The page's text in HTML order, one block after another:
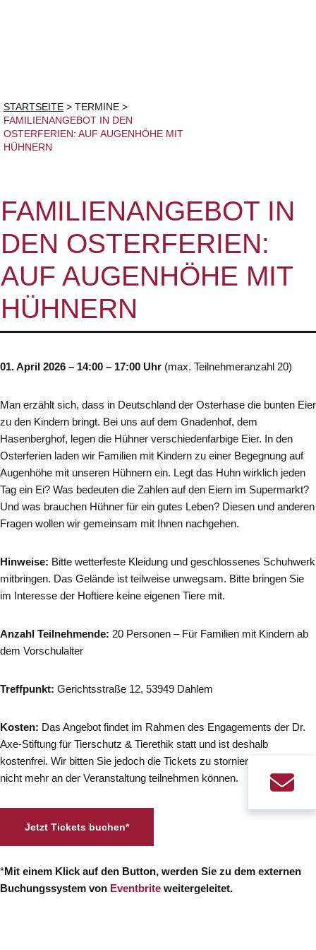
STARTSEITE > TERMINE >
FAMILIENANGEBOT IN DEN
OSTERFERIEN: AUF AUGENHÖHE MIT
HÜHNERN
FAMILIENANGEBOT IN
DEN OSTERFERIEN:
AUF AUGENHÖHE MIT
HÜHNERN
01. April 2026 – 14:00 – 17:00 Uhr (max. Teilnehmeranzahl 20)
Man erzählt sich, dass in Deutschland der Osterhase die bunten Eier
zu den Kindern bringt. Bei uns auf dem Gnadenhof, dem
Hasenberghof, legen die Hühner verschiedenfarbige Eier. In den
Osterferien laden wir Familien mit Kindern zu einer Begegnung auf
Augenhöhe mit unseren Hühnern ein. Legt das Huhn wirklich jeden
Tag ein Ei? Was bedeuten die Zahlen auf den Eiern im Supermarkt?
Und was brauchen Hühner für ein gutes Leben? Diesen und anderen
Fragen wollen wir gemeinsam mit Ihnen nachgehen.
Hinweise: Bitte wetterfeste Kleidung und geschlossenes Schuhwerk
mitbringen. Das Gelände ist teilweise unwegsam. Bitte bringen Sie
im Interesse der Hoftiere keine eigenen Tiere mit.
Anzahl Teilnehmende: 20 Personen – Für Familien mit Kindern ab
dem Vorschulalter
Treffpunkt: Gerichtsstraße 12, 53949 Dahlem
Kosten: Das Angebot findet im Rahmen des Engagements der Dr.
Axe-Stiftung für Tierschutz & Tierethik statt und ist deshalb
kostenfrei. Wir bitten Sie jedoch die Tickets zu stornieren, sollten Sie
nicht mehr an der Veranstaltung teilnehmen können.
Jetzt Tickets buchen*
*Mit einem Klick auf den Button, werden Sie zu dem externen
Buchungssystem von Eventbrite weitergeleitet.